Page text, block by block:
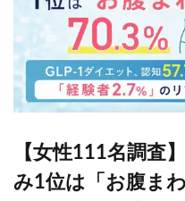
【女性111名調査
み1位は「お腹ま